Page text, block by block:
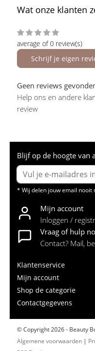
Wat onze klanten
average of 0 review(s)
Schrijf je eigen
Geen reviews
Help ons en andere
review
Blijf op de hoogte van
* Wij delen jouw email nooit
Mijn account
Inloggen /
Vraag of hulp
Contact? Mail,
Klantenservice
Mijn account
Shop de categorie
Contactgegevens
© Copyright 2026 - Beauty
Algemene voorwaarden |